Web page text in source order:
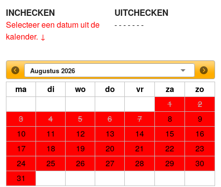
INCHECKEN
Selecteer een datum uit de
kalender. ↓
UITCHECKEN
- - - - - - -
Augustus 2026
ma di wo do vr za
zo
1
2
3
4 5 6 7 8
9
10
11 12 13 14 15
16
17
18 19 20 21 22
23
24
25 26 27 28 29
30
31